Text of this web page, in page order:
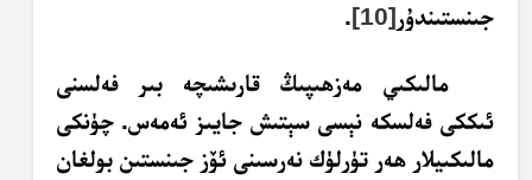
جىنستىندۇر[10]
.
مالىكىي مەزھىپىڭ قارىشىچە بىر فەلسنى
ئىككى فەلسكە نېسى سېتىش جايىز ئەمەس. چۈنكى
مالىكىيلار ھەر تۈرلۈك نەرسىنى ئۆز جىنستىن بولغان